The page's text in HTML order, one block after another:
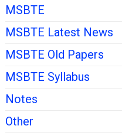
MSBTE
MSBTE Latest News
MSBTE Old Papers
MSBTE Syllabus
Notes
Other